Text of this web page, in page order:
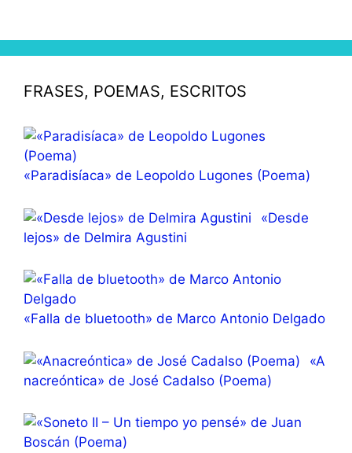
FRASES, POEMAS, ESCRITOS
«Paradisíaca» de Leopoldo Lugones (Poema)
«Desde
lejos» de Delmira Agustini
«Falla de bluetooth» de Marco Antonio Delgado
«A
nacreóntica» de José Cadalso (Poema)